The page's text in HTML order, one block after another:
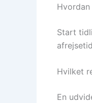
Start
Hvilket
En